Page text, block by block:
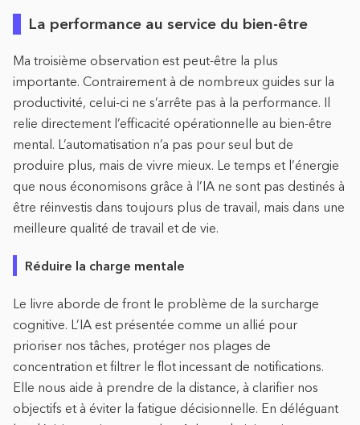
La performance au service du bien-être
Ma troisième observation est peut-être la plus
importante. Contrairement à de nombreux guides sur la
productivité, celui-ci ne s’arrête pas à la performance. Il
relie directement l’efficacité opérationnelle au bien-être
mental. L’automatisation n’a pas pour seul but de
produire plus, mais de vivre mieux. Le temps et l’énergie
que nous économisons grâce à l’IA ne sont pas destinés à
être réinvestis dans toujours plus de travail, mais dans une
meilleure qualité de travail et de vie.
Réduire la charge mentale
Le livre aborde de front le problème de la surcharge
cognitive. L’IA est présentée comme un allié pour
prioriser nos tâches, protéger nos plages de
concentration et filtrer le flot incessant de notifications.
Elle nous aide à prendre de la distance, à clarifier nos
objectifs et à éviter la fatigue décisionnelle. En déléguant